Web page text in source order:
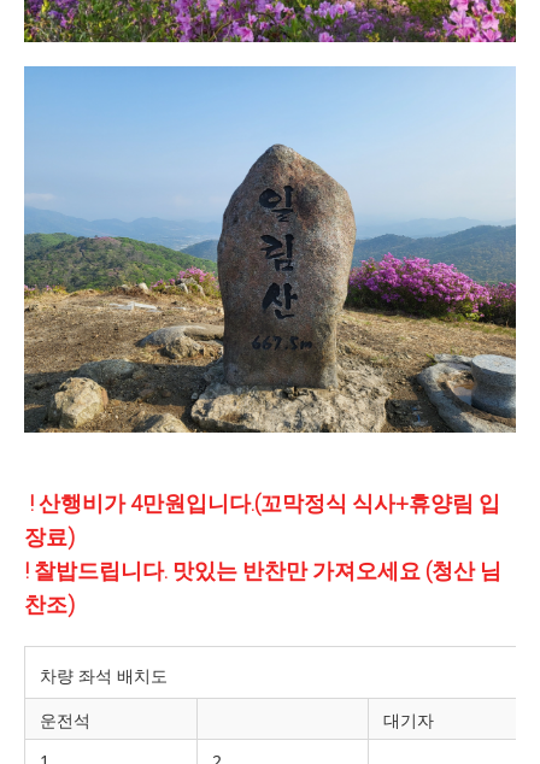
! 산행비가 4만원입니다.(꼬막정식 식사+휴양림 입
장료)
! 찰밥드립니다. 맛있는 반찬만 가져오세요 (청산 님
찬조)
차량 좌석 배치도
운전석
대기자